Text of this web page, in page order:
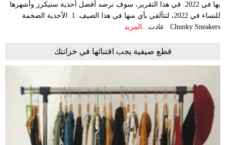
بها في 2022. في هذا التقرير، سوف نرصد أفضل أحذية سنيكرز وأشهرها
للنساء في 2022، لتتألقي بأي منها في هذا الصيف. 1. الأحذية الضخمة
Chunky Sneakers عادت...
المزيد
قطع صيفية يجب اقتنائها في خزانتك